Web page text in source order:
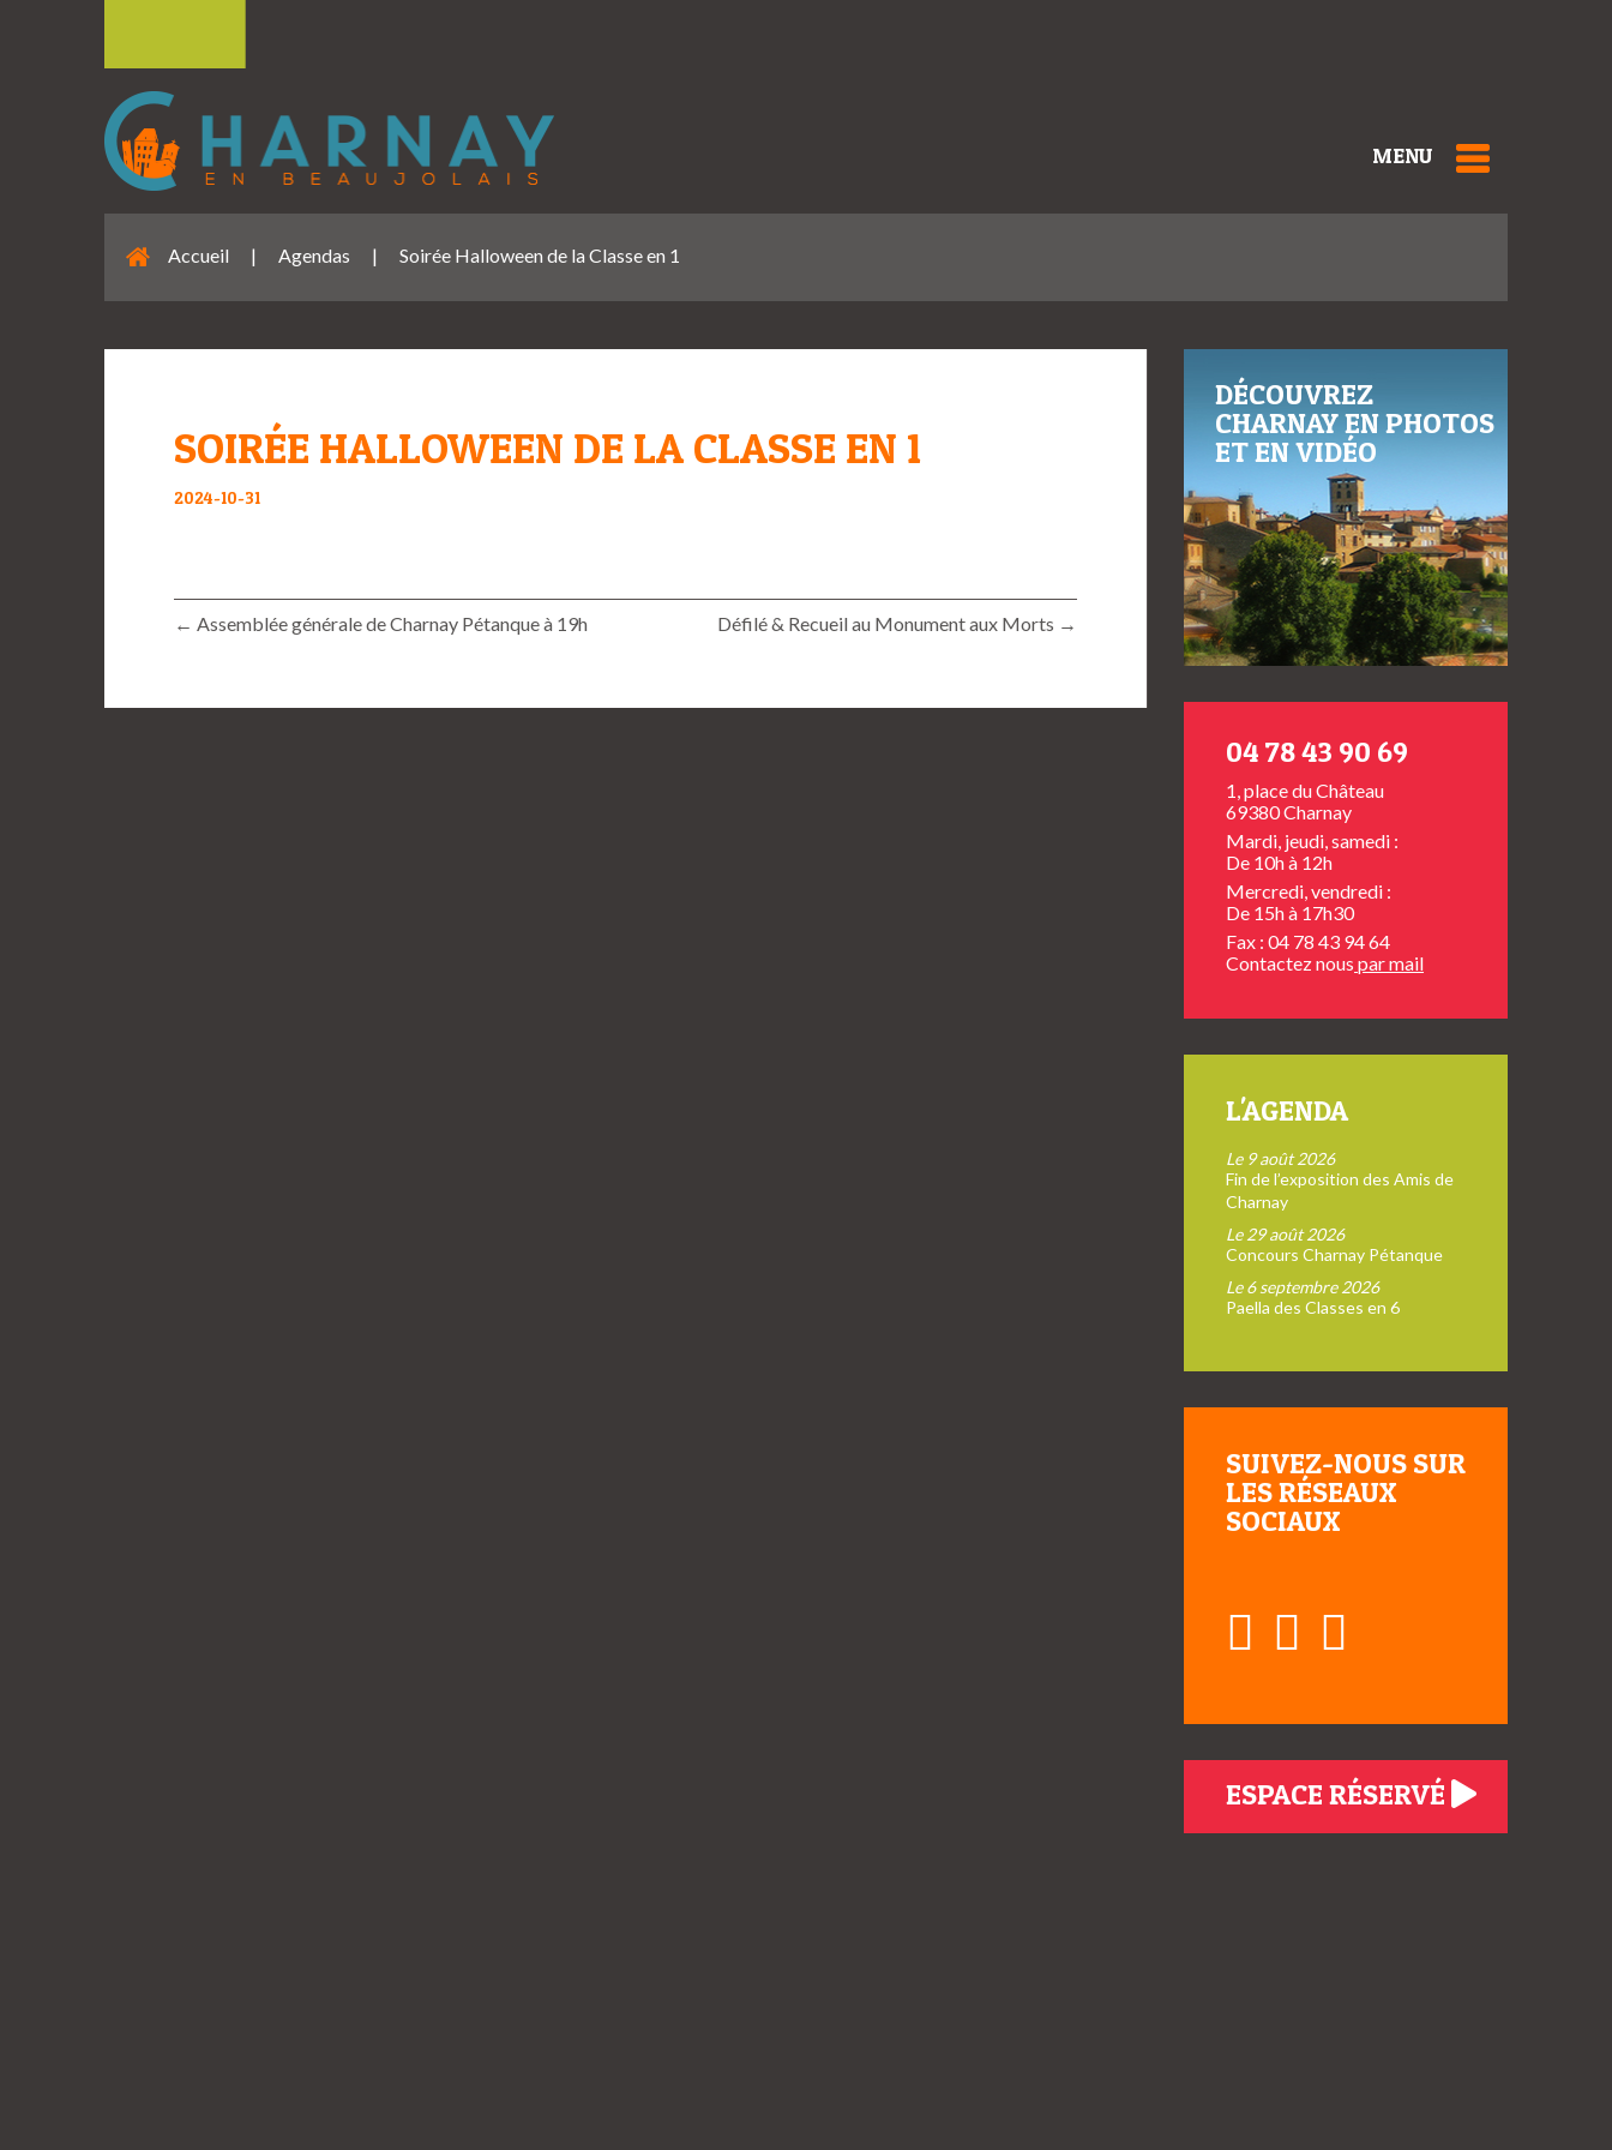
MENU
Accueil | Agendas | Soirée Halloween de la Classe en 1
SOIRÉE HALLOWEEN DE LA CLASSE EN 1
2024-10-31
← Assemblée générale de Charnay Pétanque à 19h Défilé & Recueil au Monument aux Morts →
DÉCOUVREZ
CHARNAY EN PHOTOS
ET EN VIDÉO
04 78 43 90 69
1, place du Château
69380 Charnay
Mardi, jeudi, samedi :
De 10h à 12h
Mercredi, vendredi :
De 15h à 17h30
Fax : 04 78 43 94 64
Contactez nous par mail
L'AGENDA
Le 9 août 2026
Fin de l’exposition des Amis de
Charnay
Le 29 août 2026
Concours Charnay Pétanque
Le 6 septembre 2026
Paella des Classes en 6
SUIVEZ-NOUS SUR
LES RÉSEAUX
SOCIAUX
ESPACE RÉSERVÉ